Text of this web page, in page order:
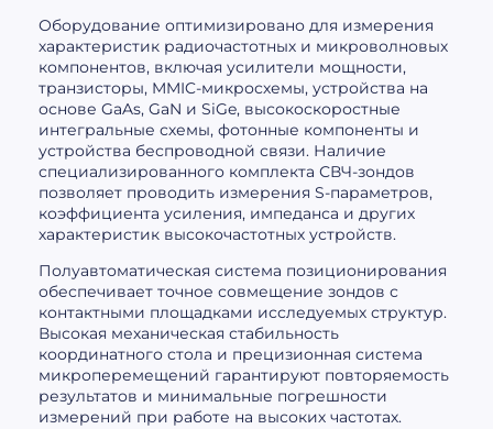
Оборудование оптимизировано для измерения
характеристик радиочастотных и микроволновых
компонентов, включая усилители мощности,
транзисторы, MMIC-микросхемы, устройства на
основе GaAs, GaN и SiGe, высокоскоростные
интегральные схемы, фотонные компоненты и
устройства беспроводной связи. Наличие
специализированного комплекта СВЧ-зондов
позволяет проводить измерения S-параметров,
коэффициента усиления, импеданса и других
характеристик высокочастотных устройств.
Полуавтоматическая система позиционирования
обеспечивает точное совмещение зондов с
контактными площадками исследуемых структур.
Высокая механическая стабильность
координатного стола и прецизионная система
микроперемещений гарантируют повторяемость
результатов и минимальные погрешности
измерений при работе на высоких частотах.